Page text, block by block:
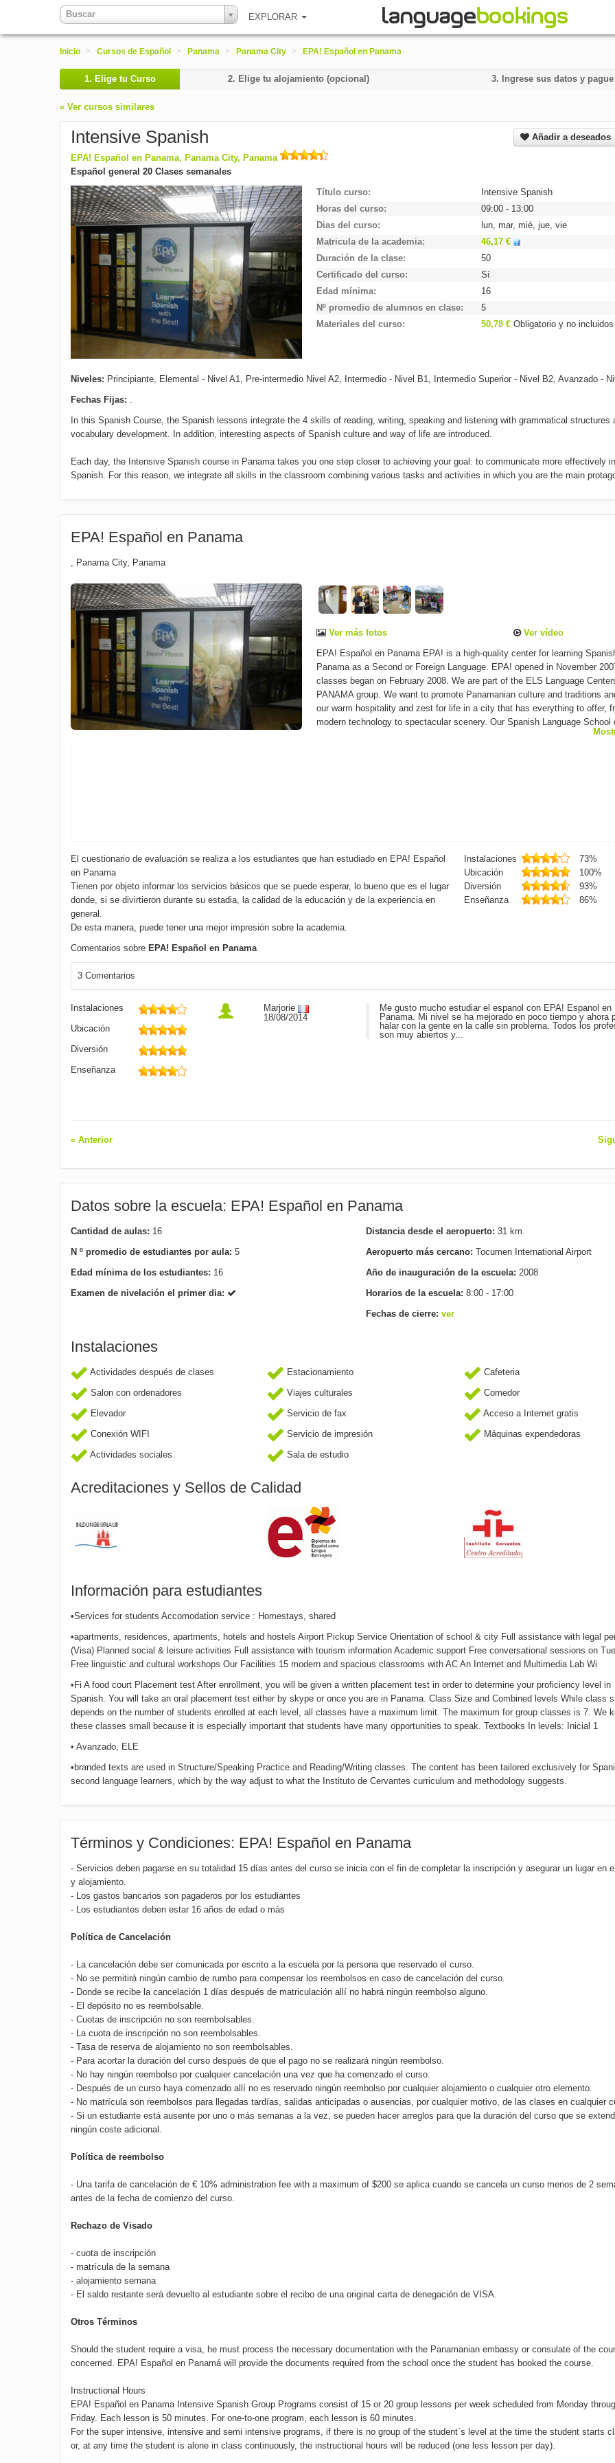
Buscar EXPLORAR
Inicio > Cursos de Español > Panama > Panama City > EPA! Español en Panama
1. Elige tu Curso 2. Elige tu alojamiento (opcional) 3. Ingrese sus datos y
« Ver cursos similares
Intensive Spanish
Añadir a deseados
EPA! Español en Panama, Panama City, Panama
Español general 20 Clases semanales
Título curso
Intensive Spanish
Horas del curso
09:00 - 13:00
Dias del curso
lun, mar, mié, jue, vie
Matricula de la academia
46,17 €
Duración de la clase
50
Certificado del curso
Sí
Edad mínima
16
Nº promedio de alumnos en clase
5
Materiales del curso
50,78 € Obligatorio y no
Niveles: Principiante, Elemental - Nivel A1, Pre-intermedio Nivel A2, Intermedio - Nivel B1, Intermedio Superior - Nivel B2, Avanzado -
Fechas Fijas: .
In this Spanish Course, the Spanish lessons integrate the 4 skills of reading, writing, speaking and listening with grammatical structures
vocabulary development. In addition, interesting aspects of Spanish culture and way of life are introduced.
Each day, the Intensive Spanish course in Panama takes you one step closer to achieving your goal: to communicate more effectively in
Spanish. For this reason, we integrate all skills in the classroom combining various tasks and activities in which you are the main
EPA! Español en Panama
, Panama City, Panama
Ver más fotos
Ver vídeo
EPA! Español en Panama EPA! is a high-quality center for learning
Panama as a Second or Foreign Language. EPA! opened in November
classes began on February 2008. We are part of the ELS Language
PANAMA group. We want to promote Panamanian culture and traditions
our warm hospitality and zest for life in a city that has everything to offer,
modern technology to spectacular scenery. Our Spanish Language School
and special programs provide an excellent opportunity to practice your
El cuestionario de evaluación se realiza a los estudiantes que han estudiado en EPA! Español
en Panama
Tienen por objeto informar los servicios básicos que se puede esperar, lo bueno que es el lugar
donde, si se divirtieron durante su estadia, la calidad de la educación y de la experiencia en
general.
De esta manera, puede tener una mejor impresión sobre la academia.
Instalaciones
73%
Ubicación
100%
Diversión
93%
Enseñanza
86%
Comentarios sobre EPA! Español en Panama
3 Comentarios
Instalaciones
Ubicación
Diversión
Enseñanza
Marjorie
18/08/2014
Me gusto mucho estudiar el espanol con EPA! Espanol en
Panama. Mi nivel se ha mejorado en poco tiempo y ahora
halar con la gente en la calle sin problema. Todos los
son muy abiertos y...
« Anterior
Datos sobre la escuela: EPA! Español en Panama
Cantidad de aulas: 16
N º promedio de estudiantes por aula: 5
Edad mínima de los estudiantes: 16
Examen de nivelación el primer dia:
Distancia desde el aeropuerto: 31 km.
Aeropuerto más cercano: Tocumen International Airport
Año de inauguración de la escuela: 2008
Horarios de la escuela: 8:00 - 17:00
Fechas de cierre: ver
Instalaciones
Actividades después de clases Estacionamiento
Cafeteria
Salon con ordenadores
Viajes culturales
Comedor
Elevador
Servicio de fax
Acceso a Internet gratis
Conexión WIFI
Servicio de impresión
Máquinas expendedoras
Actividades sociales
Sala de estudio
Acreditaciones y Sellos de Calidad
Información para estudiantes
•Services for students Accomodation service : Homestays, shared
•apartments, residences, apartments, hotels and hostels Airport Pickup Service Orientation of school & city Full assistance with legal
(Visa) Planned social & leisure activities Full assistance with tourism information Academic support Free conversational sessions on
Free linguistic and cultural workshops Our Facilities 15 modern and spacious classrooms with AC An Internet and Multimedia Lab Wi
•Fi A food court Placement test After enrollment, you will be given a written placement test in order to determine your proficiency level in
Spanish. You will take an oral placement test either by skype or once you are in Panama. Class Size and Combined levels While class
depends on the number of students enrolled at each level, all classes have a maximum limit. The maximum for group classes is 7. We
these classes small because it is especially important that students have many opportunities to speak. Textbooks In levels: Inicial 1
• Avanzado, ELE
•branded texts are used in Structure/Speaking Practice and Reading/Writing classes. The content has been tailored exclusively for
second language learners, which by the way adjust to what the Instituto de Cervantes curriculum and methodology suggests.
Términos y Condiciones: EPA! Español en Panama
- Servicios deben pagarse en su totalidad 15 días antes del curso se inicia con el fin de completar la inscripción y asegurar un lugar en
y alojamiento.
- Los gastos bancarios son pagaderos por los estudiantes
- Los estudiantes deben estar 16 años de edad o más
Política de Cancelación
- La cancelación debe ser comunicada por escrito a la escuela por la persona que reservado el curso.
- No se permitirá ningún cambio de rumbo para compensar los reembolsos en caso de cancelación del curso.
- Donde se recibe la cancelación 1 días después de matriculación allí no habrá ningún reembolso alguno.
- El depósito no es reembolsable.
- Cuotas de inscripción no son reembolsables.
- La cuota de inscripción no son reembolsables.
- Tasa de reserva de alojamiento no son reembolsables.
- Para acortar la duración del curso después de que el pago no se realizará ningún reembolso.
- No hay ningún reembolso por cualquier cancelación una vez que ha comenzado el curso.
- Después de un curso haya comenzado allí no es reservado ningún reembolso por cualquier alojamiento o cualquier otro elemento.
- No matrícula son reembolsos para llegadas tardías, salidas anticipadas o ausencias, por cualquier motivo, de las clases en cualquier
- Si un estudiante está ausente por uno o más semanas a la vez, se pueden hacer arreglos para que la duración del curso que se
ningún coste adicional.
Política de reembolso
- Una tarifa de cancelación de € 10% administration fee with a maximum of $200 se aplica cuando se cancela un curso menos de 2
antes de la fecha de comienzo del curso.
Rechazo de Visado
- cuota de inscripción
- matrícula de la semana
- alojamiento semana
- El saldo restante será devuelto al estudiante sobre el recibo de una original carta de denegación de VISA.
Otros Términos
Should the student require a visa, he must process the necessary documentation with the Panamanian embassy or consulate of the
concerned. EPA! Español en Panamá will provide the documents required from the school once the student has booked the course.
Instructional Hours
EPA! Español en Panama Intensive Spanish Group Programs consist of 15 or 20 group lessons per week scheduled from Monday
Friday. Each lesson is 50 minutes. For one-to-one program, each lesson is 60 minutes.
For the super intensive, intensive and semi intensive programs, if there is no group of the student´s level at the time the student starts
or, at any time the student is alone in class continuously, the instructional hours will be reduced (one less lesson per day).